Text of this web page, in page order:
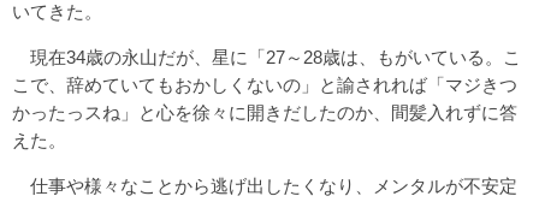
いてきた。
現在34歳の永山だが、星に「27～28歳は、もがいている。こ
こで、辞めていてもおかしくないの」と諭されれば「マジきつ
かったっスね」と心を徐々に開きだしたのか、間髪入れずに答
えた。
仕事や様々なことから逃げ出したくなり、メンタルが不安定